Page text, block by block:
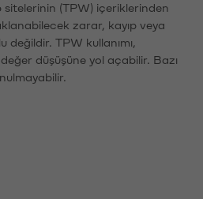
(TPW) içeriklerinden
zarar, kayıp veya
TPW kullanımı,
değer düşüşüne yol açabilir. Bazı